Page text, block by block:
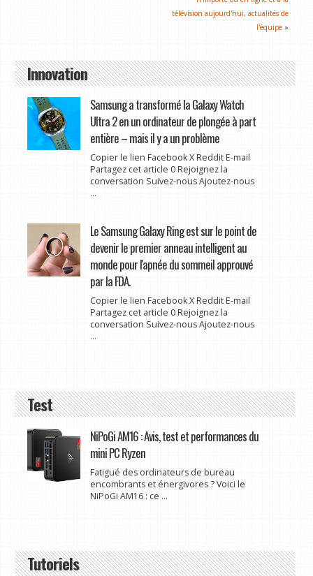
télévision aujourd'hui, actualités de
l'équipe »
Innovation
Samsung a transformé la Galaxy Watch
Ultra 2 en un ordinateur de plongée à part
entière – mais il y a un problème
Copier le lien Facebook X Reddit E-mail
Partagez cet article 0 Rejoignez la
conversation Suivez-nous Ajoutez-nous
...
Le Samsung Galaxy Ring est sur le point de
devenir le premier anneau intelligent au
monde pour l'apnée du sommeil approuvé
par la FDA.
Copier le lien Facebook X Reddit E-mail
Partagez cet article 0 Rejoignez la
conversation Suivez-nous Ajoutez-nous
...
Test
NiPoGi AM16 : Avis, test et performances du
mini PC Ryzen
Fatigué des ordinateurs de bureau
encombrants et énergivores ? Voici le
NiPoGi AM16 : ce ...
Tutoriels